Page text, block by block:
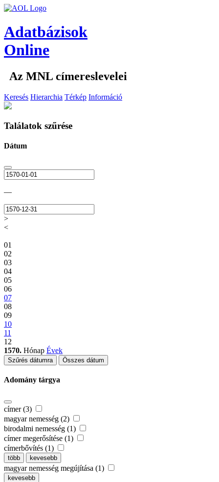
Adatbázisok
Online
Az MNL címereslevelei
Keresés Hierarchia Térkép Információ
Találatok szűrése
Dátum
—
>
<
01
02
03
04
05
06
07
08
09
10
11
12
1570. Hónap Évek
Szűrés dátumra Összes dátum
Adomány tárgya
címer (3)
magyar nemesség (2)
birodalmi nemesség (1)
címer megerősítése (1)
címerbővítés (1)
több kevesebb
magyar nemesség megújítása (1)
kevesebb